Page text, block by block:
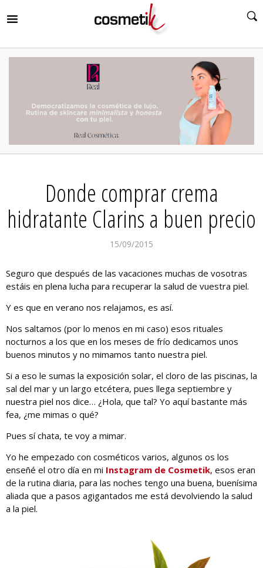
Donde comprar crema
hidratante Clarins a buen precio
15/09/2015
Seguro que después de las vacaciones muchas de vosotras
estáis en plena lucha para recuperar la salud de vuestra piel.
Y es que en verano nos relajamos, es así.
Nos saltamos (por lo menos en mi caso) esos rituales
nocturnos a los que en los meses de frío dedicamos unos
buenos minutos y no mimamos tanto nuestra piel.
Si a eso le sumas la exposición solar, el cloro de las piscinas, la
sal del mar y un largo etcétera, pues llega septiembre y
nuestra piel nos dice… ¿Hola, que tal? Yo aquí bastante más
fea, ¿me mimas o qué?
Pues sí chata, te voy a mimar.
Yo he empezado con cosméticos varios, algunos os los
enseñé el otro día en mi Instagram de Cosmetik, esos eran
de la rutina diaria, para las noches tengo una buena, buenísima
aliada que a pasos agigantados me está devolviendo la salud
a la piel.